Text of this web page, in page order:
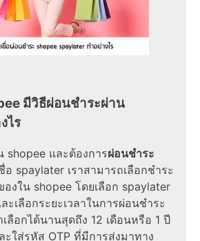
มีวิธีผ่อนชำระผ่าน
ไร
shopee และต้องการผ่อนชำระ
อ spaylater เราสามารถเลือกชำระ
งใน shopee โดยเลือก spaylater
เลือกระยะเวลาในการผ่อนชำระ
ลือกได้นานสุดถึง 12 เดือนหรือ 1 ปี
ใส่รหัส OTP ที่มีการส่งมาทาง